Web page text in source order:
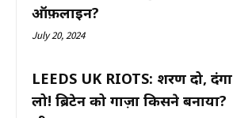
ऑफ़लाइन?
July 20, 2024
LEEDS UK RIOTS: शरण दो, दंगा
लो! ब्रिटेन को गाज़ा किसने बनाया?